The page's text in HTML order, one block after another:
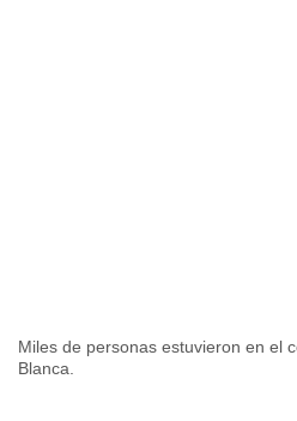
Miles de personas estuvieron en el
Blanca.